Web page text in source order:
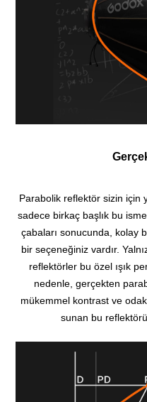
Parabolik reflektör sizin için
sadece birkaç başlık bu isme
çabaları sonucunda, kolay
bir seçeneğiniz vardır.
reflektörler bu özel ışık
nedenle, gerçekten
mükemmel kontrast ve
sunan bu